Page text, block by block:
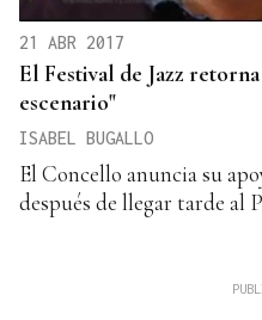
21 ABR 2017
El Festival de Jazz
escenario"
ISABEL BUGALLO
El Concello anuncia su
después de llegar tarde al